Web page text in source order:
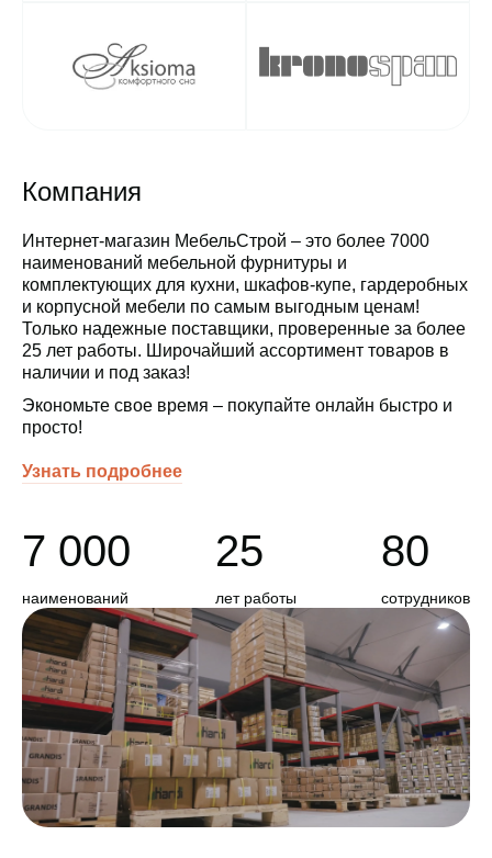
Компания
Интернет-магазин МебельСтрой – это более 7000
наименований мебельной фурнитуры и
комплектующих для кухни, шкафов-купе, гардеробных
и корпусной мебели по самым выгодным ценам!
Только надежные поставщики, проверенные за более
25 лет работы. Широчайший ассортимент товаров в
наличии и под заказ!
Экономьте свое время – покупайте онлайн быстро и
просто!
Узнать подробнее
7 000
наименований
25
лет работы
80
сотрудников